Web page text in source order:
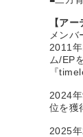
【ア
メン
2011
ム/EP
『
2024
位を獲
2025